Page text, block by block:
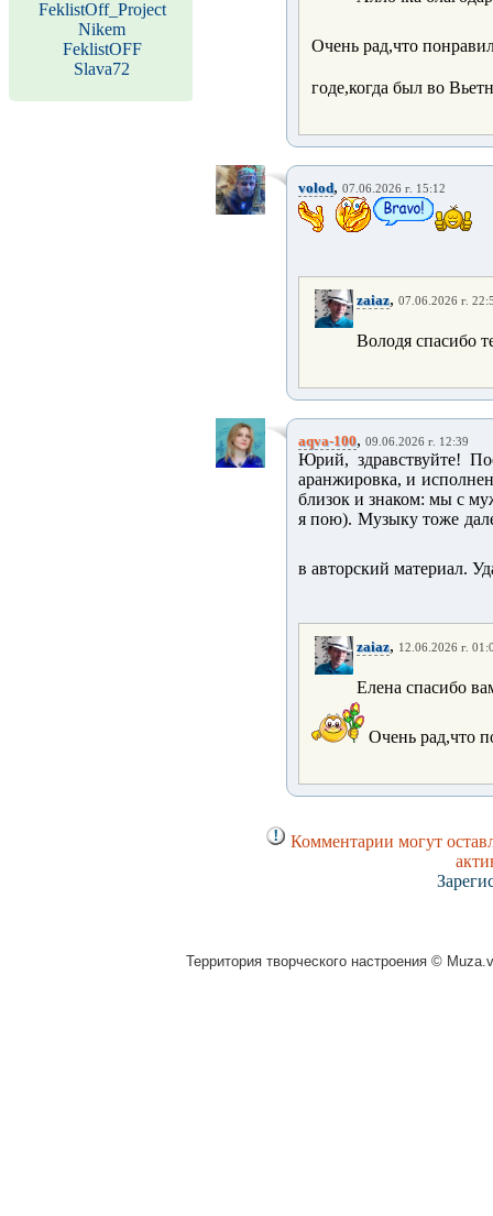
FeklistOff_Project
Nikem
FeklistOFF
Slava72
Очень рад,что
годе,когда был во
volod, 07.06.2026 г. 15:12
zaiaz, 07.06.2026 г.
Володя спасибо
aqva-100, 09.06.2026 г. 12:39
Юрий, здравствуйте!
аранжировка, и
близок и знаком: мы с
я пою). Музыку тоже
в авторский материал.
zaiaz, 12.06.2026 г.
Елена спасибо
Очень рад,что
Комментарии могут
Территория творческого настроения ©